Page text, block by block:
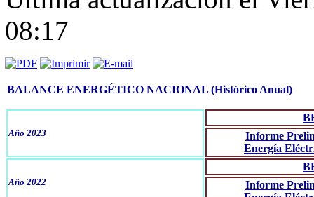
08:17
BALANCE ENERGÉTICO NACIONAL (Histórico Anual)
Año 2023
Informe
Energía
Año 2022
Informe